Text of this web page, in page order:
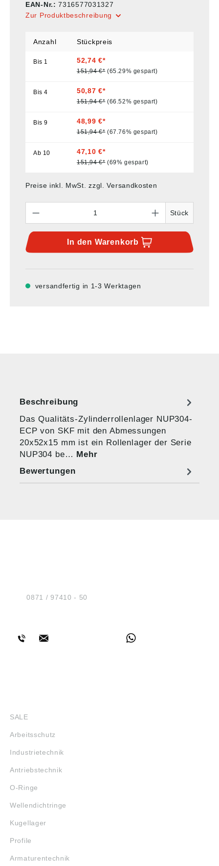
EAN-Nr.:7316577031327
Zur Produktbeschreibung
Anzahl Stückpreis
Bis 1 52,74 €*
151,94 €* (65.29% gespart)
Bis4 50,87 €*
151,94 €* (66.52% gespart)
Bis9 48,99 €*
151,94 €* (67.76% gespart)
Ab 10 47,10 €*
151,94 €* (69% gespart)
Preise inkl. MwSt. zzgl. Versandkosten
Stück
In den Warenkorb
versandfertig in 1-3 Werktagen
Beschreibung
Das Qualitäts-Zylinderrollenlager NUP304-
ECP von SKF mit den Abmessungen
20x52x15 mm ist ein Rollenlager der Serie
NUP304 be… Mehr
Bewertungen
Tel.:0871 / 97410 - 50
SALE
Arbeitsschutz
Industrietechnik
Antriebstechnik
O-Ringe
Wellendichtringe
Kugellager
Profile
Armaturentechnik